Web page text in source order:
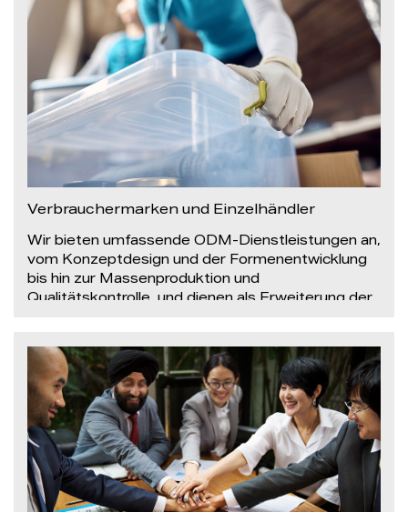
Verbrauchermarken und Einzelhändler
Wir bieten umfassende ODM-Dienstleistungen an,
vom Konzeptdesign und der Formenentwicklung
bis hin zur Massenproduktion und
Qualitätskontrolle, und dienen als Erweiterung der